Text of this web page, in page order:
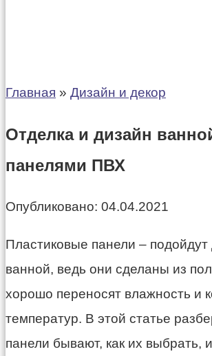
Главная » Дизайн и декор
Отделка и дизайн
панелями ПВХ
Опубликовано: 04.04.2021
Пластиковые панели – подойдут
ванной, ведь они сделаны из
хорошо переносят влажность и
температур. В этой статье
панели бывают, как их выбрать,